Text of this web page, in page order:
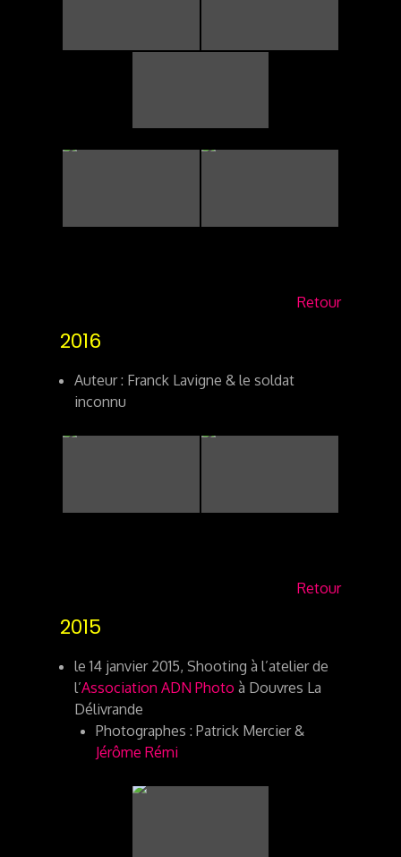
Retour
2016
Auteur : Franck Lavigne & le soldat
inconnu
Retour
2015
le 14 janvier 2015, Shooting à l’atelier de
l’Association ADN Photo à Douvres La
Délivrande
Photographes : Patrick Mercier &
Jérôme Rémi